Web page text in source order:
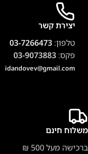
יצירת קשר
טלפון:03-7266473
פקס:03-9073883
idandovev@gmail.com
משלוח חינם
ברכישה מעל 500 ₪